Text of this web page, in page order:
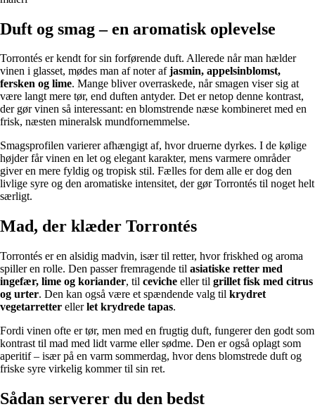
Duft og smag – en aromatisk oplevelse
Torrontés er kendt for sin forførende duft. Allerede når man hælder
vinen i glasset, mødes man af noter afjasmin, appelsinblomst,
fersken og lime. Mange bliver overraskede, når smagen viser sig at
være langt mere tør, end duften antyder. Det er netop denne kontrast,
der gør vinen så interessant: en blomstrende næse kombineret med en
frisk, næsten mineralsk mundfornemmelse.
Smagsprofilen varierer afhængigt af, hvor druerne dyrkes. I de kølige
højder får vinen en let og elegant karakter, mens varmere områder
giver en mere fyldig og tropisk stil. Fælles for dem alle er dog den
livlige syre og den aromatiske intensitet, der gør Torrontés til noget helt
særligt.
Mad, der klæder Torrontés
Torrontés er en alsidig madvin, især til retter, hvor friskhed og aroma
spiller en rolle. Den passer fremragende til asiatiske retter med
ingefær, lime og koriander, til ceviche eller til grillet fisk med citrus
og urter. Den kan også være et spændende valg til krydret
vegetarretter ellerlet krydrede tapas.
Fordi vinen ofte er tør, men med en frugtig duft, fungerer den godt som
kontrast til mad med lidt varme eller sødme. Den er også oplagt som
aperitif – især på en varm sommerdag, hvor dens blomstrede duft og
friske syre virkelig kommer til sin ret.
Sådan serverer du den bedst